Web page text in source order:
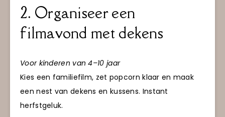
2. Organiseer een
filmavond met dekens
Voor kinderen van 4–10 jaar
Kies een familiefilm, zet popcorn klaar en maak
een nest van dekens en kussens. Instant
herfstgeluk.